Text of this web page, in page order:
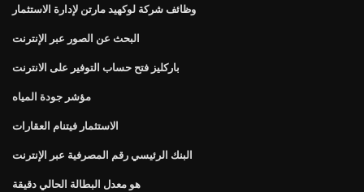
وظائف شركة لوكهيد مارتن لإدارة الاستثمار
البحث عن الصور عبر الإنترنت
باركليز فتح حساب التوفير على الانترنت
مؤشر جودة المياه
الاستثمار فيتنام العقارات
البنك الرئيسي رقم المصرفية عبر الإنترنت
هو معدل البطالة الحالي دقيقة